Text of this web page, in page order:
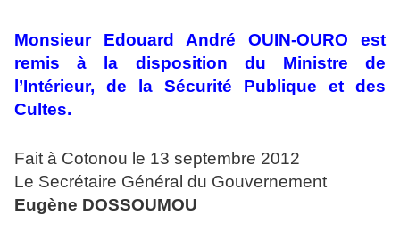
Monsieur Edouard André OUIN-OURO est
remis à la disposition du Ministre de
l’Intérieur, de la Sécurité Publique et des
Cultes.
Fait à Cotonou le 13 septembre 2012
Le Secrétaire Général du Gouvernement
Eugène DOSSOUMOU